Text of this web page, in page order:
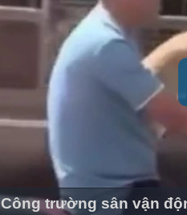
Công trường sân vận